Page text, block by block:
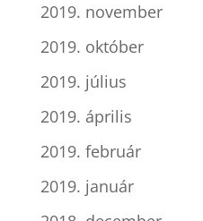
2019. november
2019. október
2019. július
2019. április
2019. február
2019. január